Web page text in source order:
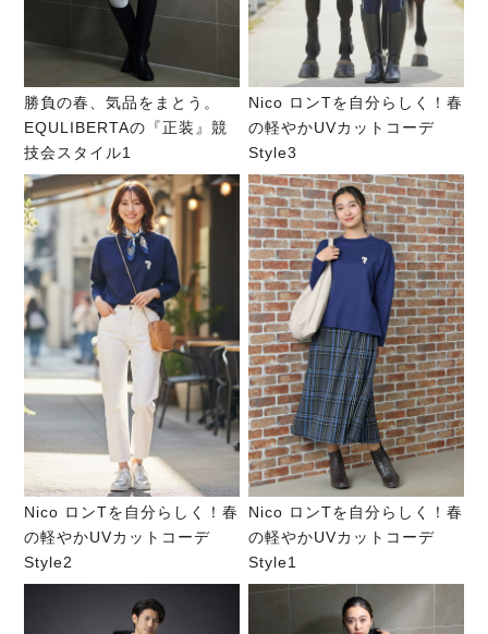
勝負の春、気品をまとう。
EQULIBERTAの『正装』競
技会スタイル1
Nico ロンTを自分らしく！春
の軽やかUVカットコーデ
Style3
Nico ロンTを自分らしく！春
の軽やかUVカットコーデ
Style2
Nico ロンTを自分らしく！春
の軽やかUVカットコーデ
Style1